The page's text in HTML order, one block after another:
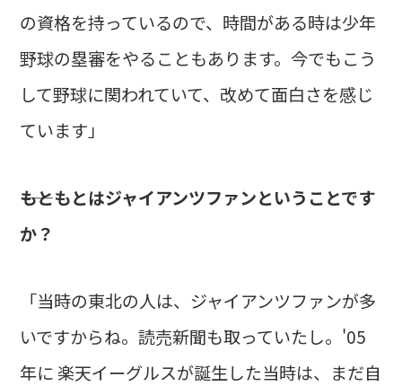
の資格を持っているので、時間がある時は少年
野球の塁審をやることもあります。今でもこう
して野球に関われていて、改めて面白さを感じ
ています」
――もともとはジャイアンツファンということです
か？
「当時の東北の人は、ジャイアンツファンが多
いですからね。読売新聞も取っていたし。'05
年に 楽天イーグルスが誕生した当時は、まだ自